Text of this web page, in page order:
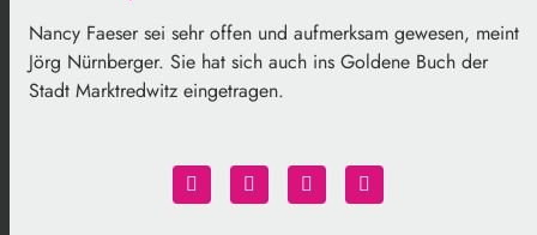
Nancy Faeser sei sehr offen und aufmerksam gewesen, meint
Jörg Nürnberger. Sie hat sich auch ins Goldene Buch der
Stadt Marktredwitz eingetragen.